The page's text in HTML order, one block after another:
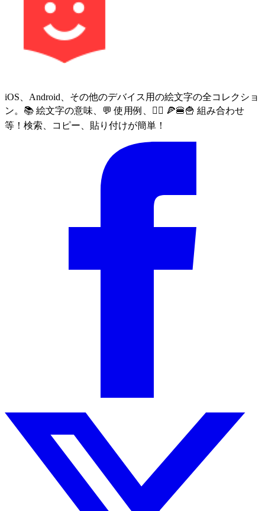
iOS、Android、その他のデバイス用の絵文字の全コレクショ
ン。📚 絵文字の意味、💬 使用例、🙅‍♀️ 🍕🍔🍟 組み合わせ
等！検索、コピー、貼り付けが簡単！